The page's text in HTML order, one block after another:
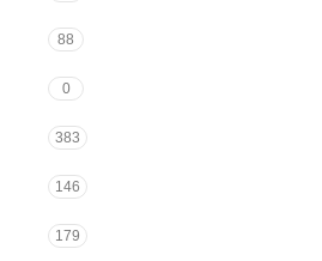
88
0
383
146
179